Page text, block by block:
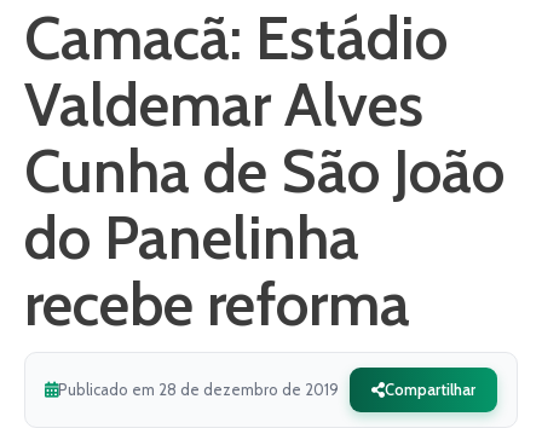
Camacã: Estádio
Valdemar Alves
Cunha de São João
do Panelinha
recebe reforma
Publicado em 28 de dezembro de 2019 Compartilhar